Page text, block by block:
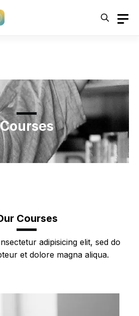
Courses
Courses
adipisicing elit, sed do
et dolore magna aliqua.